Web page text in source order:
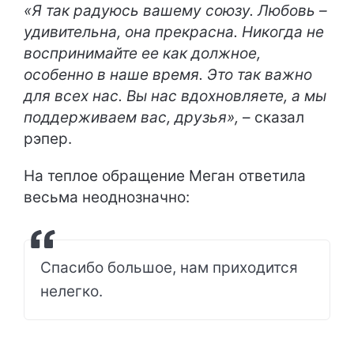
«Я так радуюсь вашему союзу. Любовь –
удивительна, она прекрасна. Никогда не
воспринимайте ее как должное,
особенно в наше время. Это так важно
для всех нас. Вы нас вдохновляете, а мы
поддерживаем вас, друзья», – сказал
рэпер.
На теплое обращение Меган ответила
весьма неоднозначно:
Спасибо большое, нам приходится
нелегко.